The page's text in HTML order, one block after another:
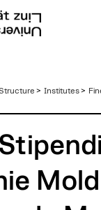
> Institutes>
Mold